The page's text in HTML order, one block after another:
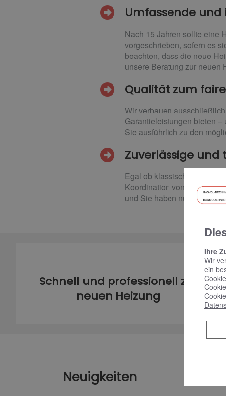
Umfassende
Nach 15 Jahren sollte eine
vorgeschrieben, sofern es
beachten, dass die neue
unsere Beratung zur neuen
Qualität zum
Wir verbauen
Garantieleistungen bieten
Sie ausführlich zu den
Zuverlässige
Egal ob klassische Öl- oder
Koordination von
und Sie haben nur einen
Schnell und professionell zur
neuen Heizung
Neuigkeiten
Ihre
Wir
ein